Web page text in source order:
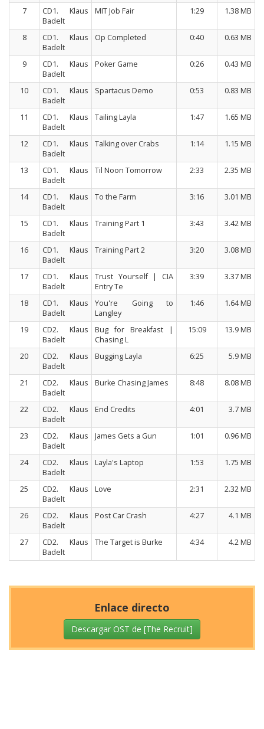
7
CD1. Klaus
Badelt
MIT Job Fair 1:29 1.38 MB
8
CD1. Klaus
Badelt
Op Completed 0:40 0.63 MB
9
CD1. Klaus
Badelt
Poker Game 0:26 0.43 MB
10
CD1. Klaus
Badelt
Spartacus Demo 0:53 0.83 MB
11
CD1. Klaus
Badelt
Tailing Layla 1:47 1.65 MB
12
CD1. Klaus
Badelt
Talking over Crabs 1:14 1.15 MB
13
CD1. Klaus
Badelt
Til Noon Tomorrow 2:33 2.35 MB
14
CD1. Klaus
Badelt
To the Farm 3:16 3.01 MB
15
CD1. Klaus
Badelt
Training Part 1 3:43 3.42 MB
16
CD1. Klaus
Badelt
Training Part 2 3:20 3.08 MB
17
CD1. Klaus
Badelt
Trust Yourself | CIA
Entry Te
3:39 3.37 MB
18
CD1. Klaus
Badelt
You're Going to
Langley
1:46 1.64 MB
19
CD2. Klaus
Badelt
Bug for Breakfast |
Chasing L
15:09 13.9 MB
20
CD2. Klaus
Badelt
Bugging Layla 6:25 5.9 MB
21
CD2. Klaus
Badelt
Burke Chasing James 8:48 8.08 MB
22
CD2. Klaus
Badelt
End Credits 4:01 3.7 MB
23
CD2. Klaus
Badelt
James Gets a Gun 1:01 0.96 MB
24
CD2. Klaus
Badelt
Layla's Laptop 1:53 1.75 MB
25
CD2. Klaus
Badelt
Love 2:31 2.32 MB
26
CD2. Klaus
Badelt
Post Car Crash 4:27 4.1 MB
27
CD2. Klaus
Badelt
The Target is Burke 4:34 4.2 MB
Enlace directo
Descargar OST de [The Recruit]